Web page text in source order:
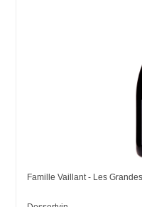
Famille Vaillant - Les